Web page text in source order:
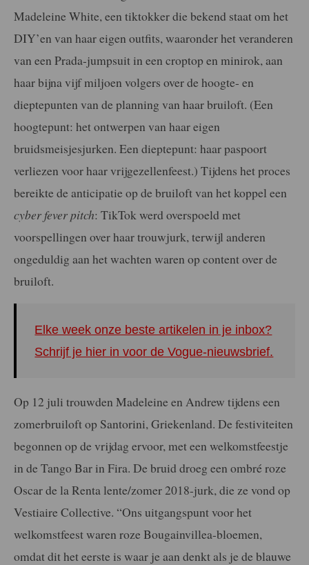
Madeleine White, een tiktokker die bekend staat om het
DIY’en van haar eigen outfits, waaronder het veranderen
van een Prada-jumpsuit in een croptop en minirok, aan
haar bijna vijf miljoen volgers over de hoogte- en
dieptepunten van de planning van haar bruiloft. (Een
hoogtepunt: het ontwerpen van haar eigen
bruidsmeisjesjurken. Een dieptepunt: haar paspoort
verliezen voor haar vrijgezellenfeest.) Tijdens het proces
bereikte de anticipatie op de bruiloft van het koppel een
cyber fever pitch: TikTok werd overspoeld met
voorspellingen over haar trouwjurk, terwijl anderen
ongeduldig aan het wachten waren op content over de
bruiloft.
Elke week onze beste artikelen in je inbox?
Schrijf je hier in voor de Vogue-nieuwsbrief.
Op 12 juli trouwden Madeleine en Andrew tijdens een
zomerbruiloft op Santorini, Griekenland. De festiviteiten
begonnen op de vrijdag ervoor, met een welkomstfeestje
in de Tango Bar in Fira. De bruid droeg een ombré roze
Oscar de la Renta lente/zomer 2018-jurk, die ze vond op
Vestiaire Collective. “Ons uitgangspunt voor het
welkomstfeest waren roze Bougainvillea-bloemen,
omdat dit het eerste is waar je aan denkt als je de blauwe